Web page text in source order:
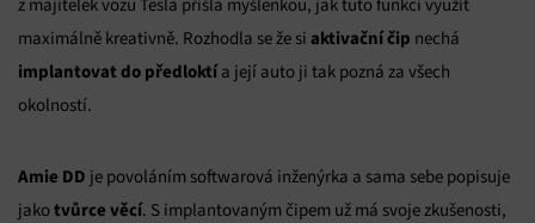
z majitelek vozu Tesla přišla myšlenkou, jak tuto funkci využít
maximálně kreativně. Rozhodla se že si aktivační čip nechá
implantovat do předloktía její auto ji tak pozná za všech
okolností.
Amie DD je povoláním softwarová inženýrka a sama sebe popisuje
jakotvůrce věcí. S implantovaným čipem už má svoje zkušenosti,